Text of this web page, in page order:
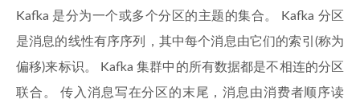
Kafka 是分为一个或多个分区的主题的集合。 Kafka 分区
是消息的线性有序序列，其中每个消息由它们的索引(称为
偏移)来标识。 Kafka 集群中的所有数据都是不相连的分区
联合。 传入消息写在分区的末尾，消息由消费者顺序读